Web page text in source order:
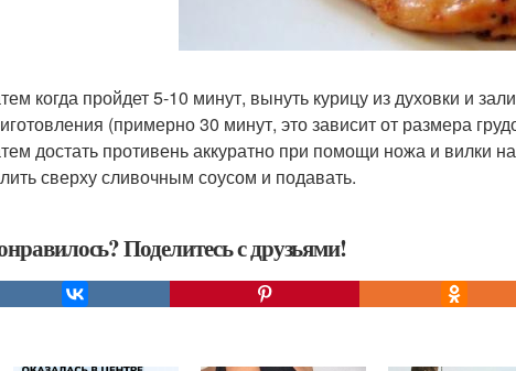
когда пройдет 5-10 минут, вынуть курицу из духовки и
(примерно 30 минут, это зависит от размера
достать противень аккуратно при помощи ножа и вилки
сверху сливочным соусом и подавать.
Поделитесь с друзьями!